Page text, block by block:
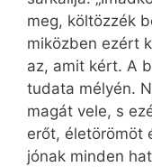
meg, költözzék
miközben ezért
az, amit kért. A
tudata mélyén.
magát vele, s
erőt, életörömöt
jónak minden